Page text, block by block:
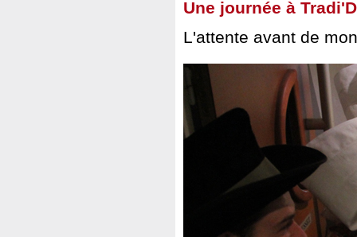
Une journée à
L'attente avant de